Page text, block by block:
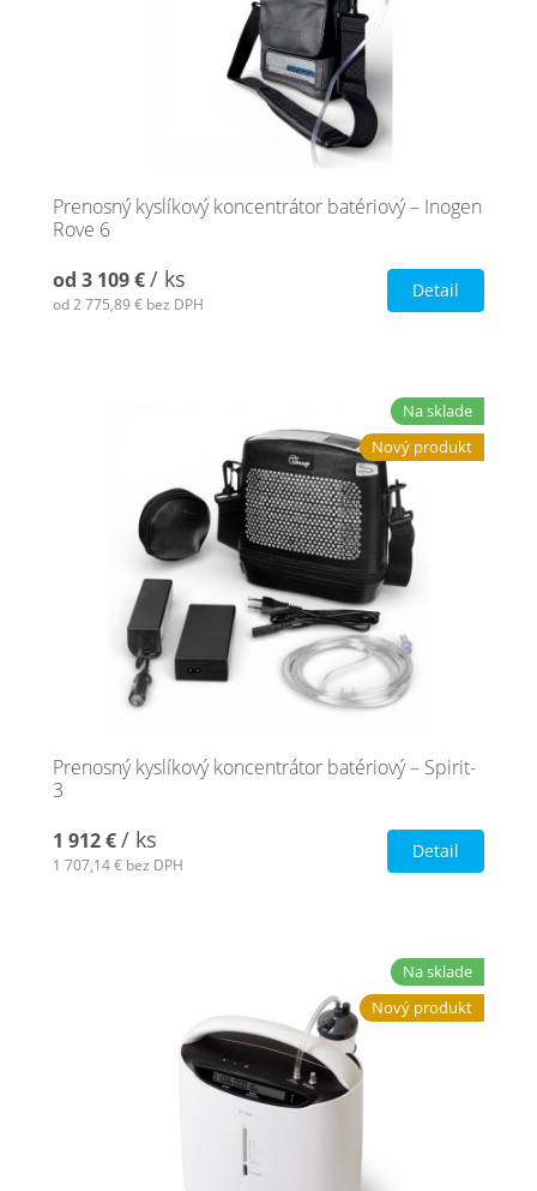
Prenosný kyslíkový koncentrátor batériový – Inogen
Rove 6
od 3 109 €/ ks
od2 775,89 € bez DPH
Detail
Na sklade
Nový produkt
Prenosný kyslíkový koncentrátor batériový – Spirit-
3
1 912 €/ ks
1 707,14 € bez DPH
Detail
Na sklade
Nový produkt